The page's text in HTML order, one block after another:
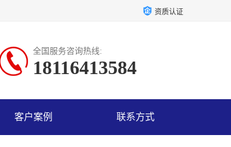
资质认证
全国服务咨询热线:
18116413584
客户案例 联系方式